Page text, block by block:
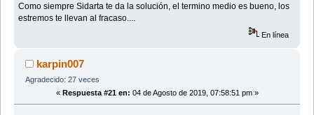
Como siempre Sidarta te da la solución, el termino medio es bueno, los
estremos te llevan al fracaso....
En línea
karpin007
Agradecido: 27 veces
« Respuesta #21 en: 04 de Agosto de 2019, 07:58:51 pm »